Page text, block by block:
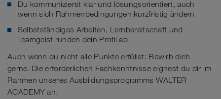
Du kommunizierst klar und lösungsorientiert, auch
wenn sich Rahmenbedingungen kurzfristig ändern
Selbstständiges Arbeiten, Lernbereitschaft und
Teamgeist runden dein Profil ab
Auch wenn du nicht alle Punkte erfüllst: Bewirb dich
gerne. Die erforderlichen Fachkenntnisse eignest du dir im
Rahmen unseres Ausbildungsprogramms WALTER
ACADEMY an.